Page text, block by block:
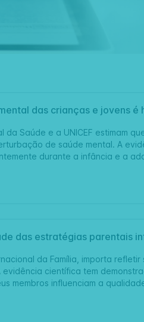
das crianças e jovens
da Saúde e a UNICEF estimam
de saúde mental. A
durante a infância e a
das estratégias parentais
da Família, importa
científica tem
membros influenciam a